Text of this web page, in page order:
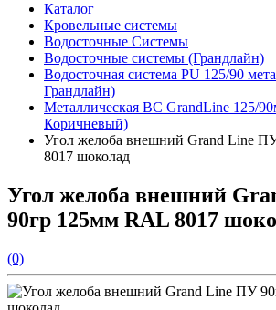
Каталог
Кровельные системы
Водосточные Системы
Водосточные системы (Грандлайн)
Водосточная система PU 125/90
Грандлайн)
Металлическая ВС GrandLine 125/
Коричневый)
Угол желоба внешний Grand Line
8017 шоколад
Угол желоба внешний
90гр 125мм RAL 8017
(0)